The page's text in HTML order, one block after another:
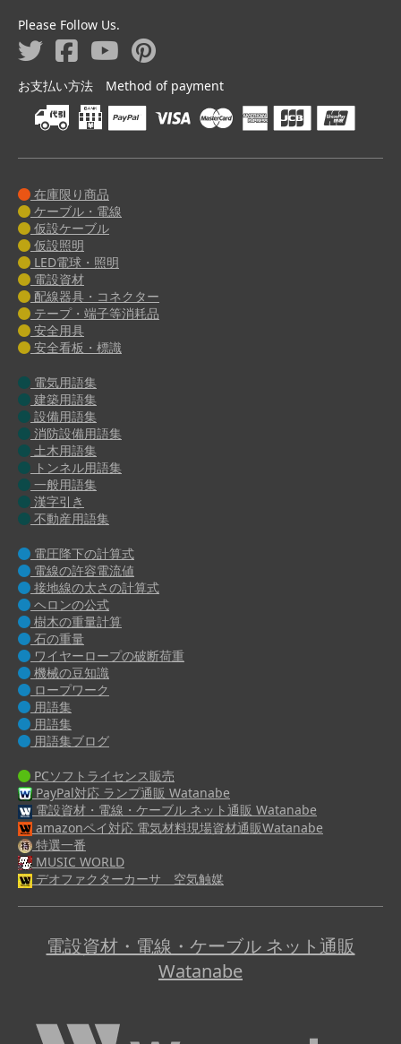
Please Follow Us.
お支払い方法 Method of payment
在庫限り商品
ケーブル・電線
仮設ケーブル
仮設照明
LED電球・照明
電設資材
配線器具・コネクター
テープ・端子等消耗品
安全用具
安全看板・標識
電気用語集
建築用語集
設備用語集
消防設備用語集
土木用語集
トンネル用語集
一般用語集
漢字引き
不動産用語集
電圧降下の計算式
電線の許容電流値
接地線の太さの計算式
ヘロンの公式
樹木の重量計算
石の重量
ワイヤーロープの破断荷重
機械の豆知識
ロープワーク
用語集
用語集
用語集ブログ
PCソフトライセンス販売
PayPal対応 ランプ通販 Watanabe
電設資材・電線・ケーブル ネット通販 Watanabe
amazonペイ対応 電気材料現場資材通販Watanabe
特選一番
MUSIC WORLD
デオファクターカーサ 空気触媒
電設資材・電線・ケーブル ネット通販
Watanabe